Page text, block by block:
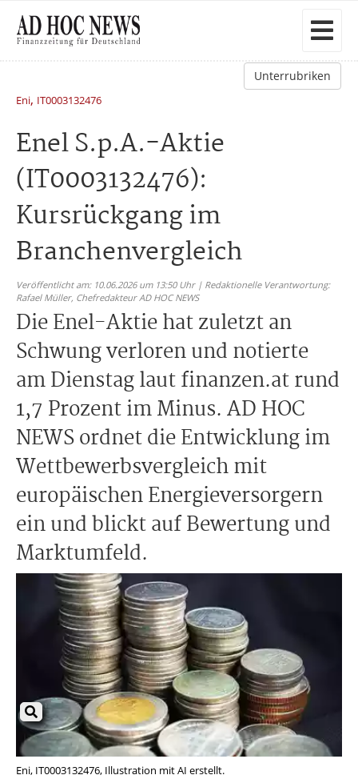
Unterrubriken
Eni, IT0003132476
Enel S.p.A.-Aktie
(IT0003132476):
Kursrückgang im
Branchenvergleich
Veröffentlicht am: 10.06.2026 um 13:50 Uhr | Redaktionelle Verantwortung:
Rafael Müller, Chefredakteur AD HOC NEWS
Die Enel-Aktie hat zuletzt an
Schwung verloren und notierte
am Dienstag laut finanzen.at rund
1,7 Prozent im Minus. AD HOC
NEWS ordnet die Entwicklung im
Wettbewerbsvergleich mit
europäischen Energieversorgern
ein und blickt auf Bewertung und
Marktumfeld.
Eni, IT0003132476, Illustration mit AI erstellt.